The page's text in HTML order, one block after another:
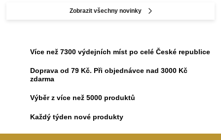
Zobrazit všechny novinky
Více než 7300 výdejních míst po celé České republice
Doprava od 79 Kč. Při objednávce nad 3000 Kč
zdarma
Výběr z více než 5000 produktů
Každý týden nové produkty